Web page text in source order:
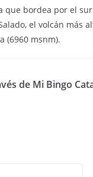
bordea por el
el volcán
(6960 msnm).
de Mi Bingo